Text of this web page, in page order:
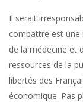
Il serait
combattre est une
de la médecine et
ressources de la
libertés des
économique. Pas